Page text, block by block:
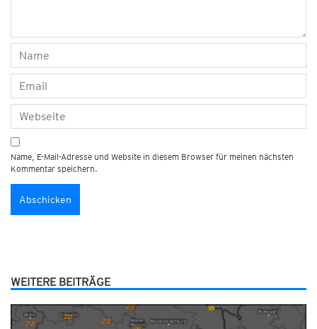
Name, E-Mail-Adresse und Website in diesem Browser für meinen nächsten
Kommentar speichern.
WEITERE BEITRÄGE